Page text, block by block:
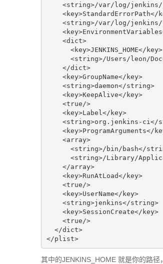
<string>/var/log/jenkins/
<key>StandardErrorPath</
<string>/var/log/jenkins/
<dict>
<key>JENKINS_HOME</key>
<string>/Users/leon/
</dict>
<key>GroupName</key>
<string>daemon</string>
<key>KeepAlive</key>
<true/>
<key>Label</key>
<string>org.jenkins-ci</
<key>ProgramArguments</
<array>
<string>/bin/bash</
<string>/Library/
</array>
<key>RunAtLoad</key>
<true/>
<key>UserName</key>
<string>jenkins</string>
<key>SessionCreate</key>
<true/>
</dict>
</plist>
其中的JENKINS_HOME 就是你的路